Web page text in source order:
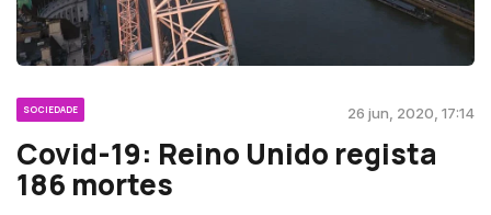
SOCIEDADE 26 jun, 2020, 17:14
Covid-19: Reino Unido regista
186 mortes